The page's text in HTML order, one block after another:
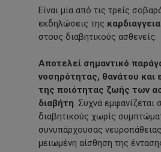
Είναι μία από τις τρείς
εκδηλώσεις της
στους διαβητικούς ασθενείς.
Αποτελεί σημαντικό
νοσηρότητας, θανάτου και
της ποιότητας ζωής των
διαβήτη. Συχνά εμφανίζεται
διαβητικούς χωρίς
συνυπάρχουσας
μειωμένη αίσθηση της